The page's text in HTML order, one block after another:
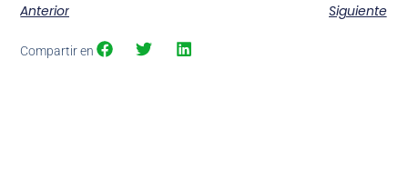
Anterior Siguiente
Compartir en